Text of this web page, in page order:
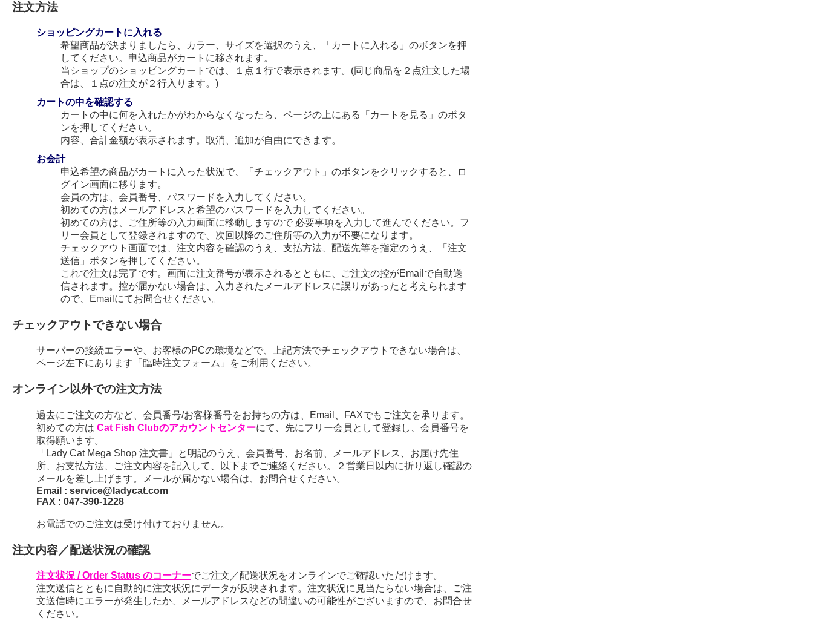
注文方法
ショッピングカートに入れる
希望商品が決まりましたら、カラー、サイズを選択のうえ、「カートに入れる」のボタンを押
してください。申込商品がカートに移されます。
当ショップのショッピングカートでは、１点１行で表示されます。(同じ商品を２点注文した場
合は、１点の注文が２行入ります。)
カートの中を確認する
カートの中に何を入れたかがわからなくなったら、ページの上にある「カートを見る」のボタ
ンを押してください。
内容、合計金額が表示されます。取消、追加が自由にできます。
お会計
申込希望の商品がカートに入った状況で、「チェックアウト」のボタンをクリックすると、ロ
グイン画面に移ります。
会員の方は、会員番号、パスワードを入力してください。
初めての方はメールアドレスと希望のパスワードを入力してください。
初めての方は、ご住所等の入力画面に移動しますので 必要事項を入力して進んでください。フ
リー会員として登録されますので、次回以降のご住所等の入力が不要になります。
チェックアウト画面では、注文内容を確認のうえ、支払方法、配送先等を指定のうえ、「注文
送信」ボタンを押してください。
これで注文は完了です。画面に注文番号が表示されるとともに、ご注文の控がEmailで自動送
信されます。控が届かない場合は、入力されたメールアドレスに誤りがあったと考えられます
ので、Emailにてお問合せください。
チェックアウトできない場合
サーバーの接続エラーや、お客様のPCの環境などで、上記方法でチェックアウトできない場合は、
ページ左下にあります「臨時注文フォーム」をご利用ください。
オンライン以外での注文方法
過去にご注文の方など、会員番号/お客様番号をお持ちの方は、Email、FAXでもご注文を承ります。
初めての方は Cat Fish Clubのアカウントセンターにて、先にフリー会員として登録し、会員番号を
取得願います。
「Lady Cat Mega Shop 注文書」と明記のうえ、会員番号、お名前、メールアドレス、お届け先住
所、お支払方法、ご注文内容を記入して、以下までご連絡ください。２営業日以内に折り返し確認の
メールを差し上げます。メールが届かない場合は、お問合せください。
Email : service@ladycat.com
FAX : 047-390-1228
お電話でのご注文は受け付けておりません。
注文内容／配送状況の確認
注文状況 / Order Status のコーナーでご注文／配送状況をオンラインでご確認いただけます。
注文送信とともに自動的に注文状況にデータが反映されます。注文状況に見当たらない場合は、ご注
文送信時にエラーが発生したか、メールアドレスなどの間違いの可能性がございますので、お問合せ
ください。